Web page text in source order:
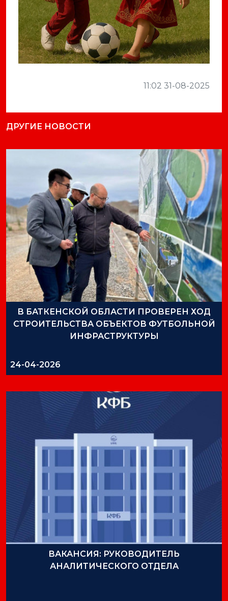
11:02 31-08-2025
ДРУГИЕ НОВОСТИ
В БАТКЕНСКОЙ ОБЛАСТИ ПРОВЕРЕН ХОД
СТРОИТЕЛЬСТВА ОБЪЕКТОВ ФУТБОЛЬНОЙ
ИНФРАСТРУКТУРЫ
24-04-2026
ВАКАНСИЯ: РУКОВОДИТЕЛЬ
АНАЛИТИЧЕСКОГО ОТДЕЛА